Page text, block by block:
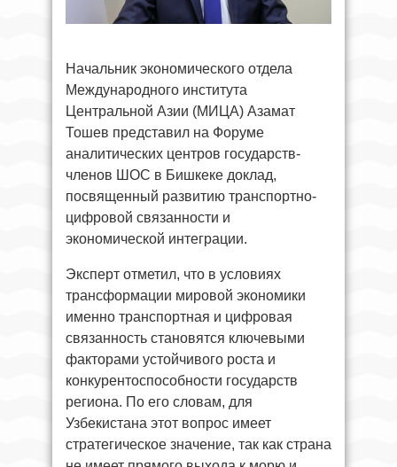
Начальник экономического отдела
Международного института
Центральной Азии (МИЦА) Азамат
Тошев представил на Форуме
аналитических центров государств-
членов ШОС в Бишкеке доклад,
посвященный развитию транспортно-
цифровой связанности и
экономической интеграции.
Эксперт отметил, что в условиях
трансформации мировой экономики
именно транспортная и цифровая
связанность становятся ключевыми
факторами устойчивого роста и
конкурентоспособности государств
региона. По его словам, для
Узбекистана этот вопрос имеет
стратегическое значение, так как страна